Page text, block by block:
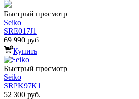
Быстрый просмотр
Seiko
SRE017J1
69 990 руб.
Купить
Быстрый просмотр
Seiko
SRPK97K1
52 300 руб.